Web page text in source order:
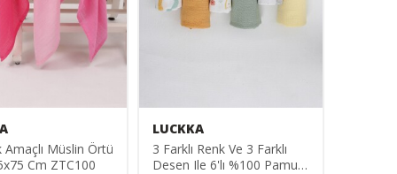
Amaçlı Müslin Örtü
Cm ZTC100
LUCKKA
3 Farklı Renk Ve 3 Farklı
Desen Ile 6'lı %100 Pamuk